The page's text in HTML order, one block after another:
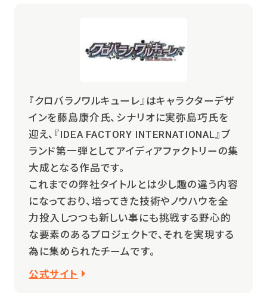
『クロバラノワルキューレ』はキャラクターデザ
インを藤島康介氏、シナリオに実弥島巧氏を
迎え、『IDEA FACTORY INTERNATIONAL』ブ
ランド第一弾としてアイディアファクトリーの集
大成となる作品です。
これまでの弊社タイトルとは少し趣の違う内容
になっており、培ってきた技術やノウハウを全
力投入しつつも新しい事にも挑戦する野心的
な要素のあるプロジェクトで、それを実現する
為に集められたチームです。
公式サイト